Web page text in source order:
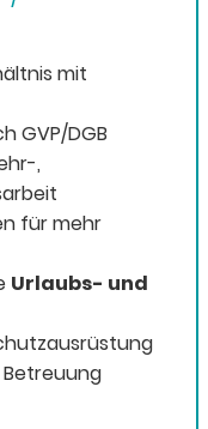
mit
GVP/DGB
,
für mehr
Urlaubs- und
Betreuung